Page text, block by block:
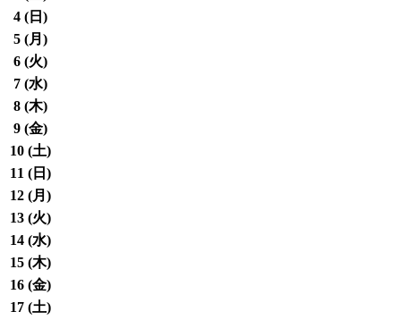
4 ( 日 )
5 (月 )
6 (火)
7 (水)
8 (木)
9 (金)
10 (土)
11 ( 日 )
12 (月 )
13 (火)
14 (水)
15 (木)
16 (金)
17 (土)